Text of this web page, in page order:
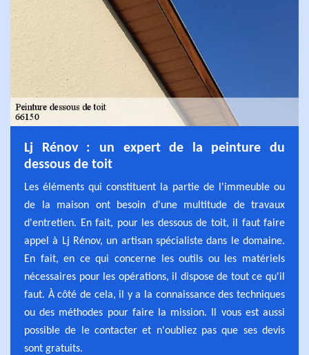
Lj Rénov : un expert de la peinture du
dessous de toit
Les éléments qui constituent la partie de l'immeuble ou
de la maison ont besoin d'une multitude de travaux
d'entretien. En fait, pour les dessous de toit, il faut faire
appel à Lj Rénov, un artisan spécialiste dans le domaine.
En fait, en ce qui concerne les outils ou les matériels
nécessaires pour les opérations, il dispose de tout ce qu'il
faut. À côté de cela, il y a la connaissance des techniques
ou des méthodes pour faire la mission. Il vous est aussi
possible de le contacter et n'oubliez pas que ses devis
sont gratuits.